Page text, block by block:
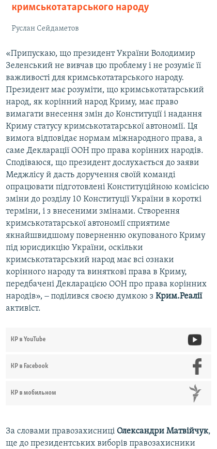
кримськотатарського народу
Руслан Сейдаметов
«Припускаю, що президент України Володимир
Зеленський не вивчав цю проблему і не розуміє її
важливості для кримськотатарського народу.
Президент має розуміти, що кримськотатарський
народ, як корінний народ Криму, має право
вимагати внесення змін до Конституції і надання
Криму статусу кримськотатарської автономії. Ця
вимога відповідає нормам міжнародного права, а
саме Декларації ООН про права корінних народів.
Сподіваюся, що президент дослухається до заяви
Меджлісу й дасть доручення своїй команді
опрацювати підготовлені Конституційною комісією
зміни до розділу 10 Конституції України в короткі
терміни, і з внесеними змінами. Створення
кримськотатарської автономії сприятиме
якнайшвидшому поверненню окупованого Криму
під юрисдикцію України, оскільки
кримськотатарський народ має всі ознаки
корінного народу та виняткові права в Криму,
передбачені Декларацією ООН про права корінних
народів», ‒ поділився своєю думкою з Крим.Реалії
активіст.
КР в YouTube
КР в Facebook
КР в мобильном
За словами правозахисниці Олександри Матвійчук,
ще до президентських виборів правозахисники